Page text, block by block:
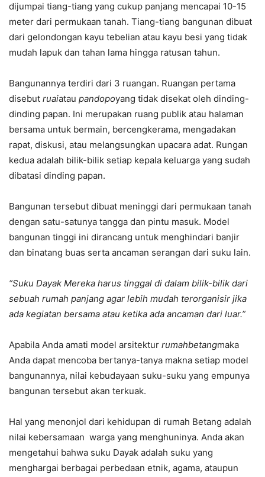
dijumpai tiang-tiang yang cukup panjang mencapai 10-15
meter dari permukaan tanah. Tiang-tiang bangunan dibuat
dari gelondongan kayu tebelian atau kayu besi yang tidak
mudah lapuk dan tahan lama hingga ratusan tahun.
Bangunannya terdiri dari 3 ruangan. Ruangan pertama
disebut ruaiatau pandopoyang tidak disekat oleh dinding-
dinding papan. Ini merupakan ruang publik atau halaman
bersama untuk bermain, bercengkerama, mengadakan
rapat, diskusi, atau melangsungkan upacara adat. Rungan
kedua adalah bilik-bilik setiap kepala keluarga yang sudah
dibatasi dinding papan.
Bangunan tersebut dibuat meninggi dari permukaan tanah
dengan satu-satunya tangga dan pintu masuk. Model
bangunan tinggi ini dirancang untuk menghindari banjir
dan binatang buas serta ancaman serangan dari suku lain.
“Suku Dayak Mereka harus tinggal di dalam bilik-bilik dari
sebuah rumah panjang agar lebih mudah terorganisir jika
ada kegiatan bersama atau ketika ada ancaman dari luar.”
Apabila Anda amati model arsitektur rumahbetangmaka
Anda dapat mencoba bertanya-tanya makna setiap model
bangunannya, nilai kebudayaan suku-suku yang empunya
bangunan tersebut akan terkuak.
Hal yang menonjol dari kehidupan di rumah Betang adalah
nilai kebersamaan warga yang menghuninya. Anda akan
mengetahui bahwa suku Dayak adalah suku yang
menghargai berbagai perbedaan etnik, agama, ataupun